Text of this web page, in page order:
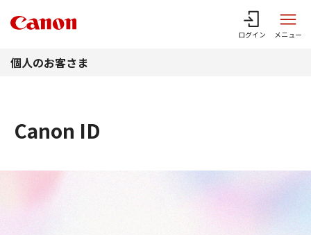
ログイン メニュー
個人のお客さま
Canon ID